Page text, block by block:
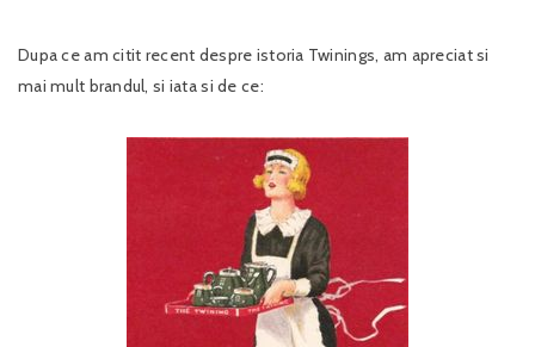
Dupa ce am citit recent despre istoria Twinings, am apreciat si
mai mult brandul, si iata si de ce: